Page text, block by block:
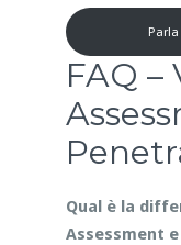
FAQ
Qual è la
Assessment